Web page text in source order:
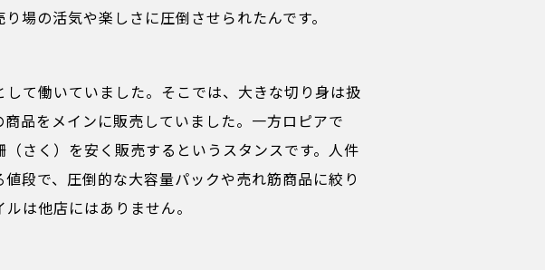
場の活気や楽しさに圧倒させられたんです。
て働いていました。そこでは、大きな切り身は扱
品をメインに販売していました。一方ロピアで
さく）を安く販売するというスタンスです。人件
段で、圧倒的な大容量パックや売れ筋商品に絞り
は他店にはありません。